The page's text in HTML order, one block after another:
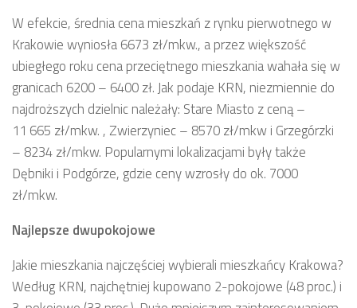
W efekcie, średnia cena mieszkań z rynku pierwotnego w
Krakowie wyniosła 6673 zł/mkw., a przez większość
ubiegłego roku cena przeciętnego mieszkania wahała się w
granicach 6200 – 6400 zł. Jak podaje KRN, niezmiennie do
najdroższych dzielnic należały: Stare Miasto z ceną –
11 665 zł/mkw. , Zwierzyniec – 8570 zł/mkw i Grzegórzki
– 8234 zł/mkw. Popularnymi lokalizacjami były także
Dębniki i Podgórze, gdzie ceny wzrosły do ok. 7000
zł/mkw.
Najlepsze dwupokojowe
Jakie mieszkania najczęściej wybierali mieszkańcy Krakowa?
Według KRN, najchętniej kupowano 2-pokojowe (48 proc.) i